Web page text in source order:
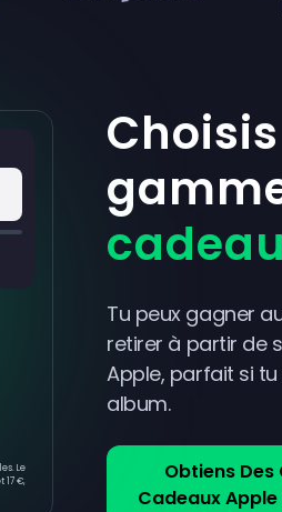
Le
17 €,
Tu peux gagner
retirer à partir de
Apple, parfait si
album.
Obtiens
Cadeaux